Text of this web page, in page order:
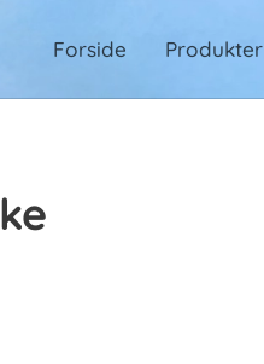
Forside Produkter